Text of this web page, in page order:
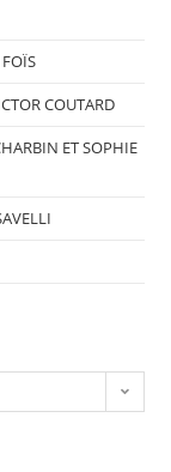
COUTARD
ET SOPHIE